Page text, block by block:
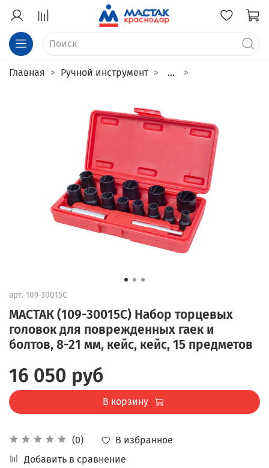
Главная Ручной инструмент ...
арт. 109-30015C
МАСТАК (109-30015C) Набор торцевых
головок для поврежденных гаек и
болтов, 8-21 мм, кейс, кейс, 15 предметов
(0)
В избранное
Добавить в сравнение
16 050 руб
В корзину